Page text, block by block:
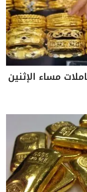
مساء الإثنين